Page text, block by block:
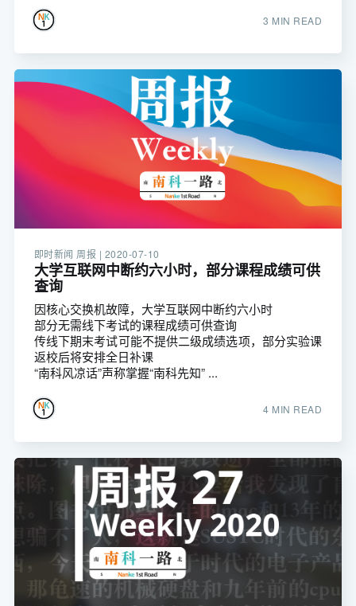
3 MIN READ
即时新闻 周报 | 2020-07-10
大学互联网中断约六小时，部分课程成绩可供
查询
因核心交换机故障，大学互联网中断约六小时
部分无需线下考试的课程成绩可供查询
传线下期末考试可能不提供二级成绩选项，部分实验课
返校后将安排全日补课
“南科风凉话”声称掌握“南科先知” ...
4 MIN READ